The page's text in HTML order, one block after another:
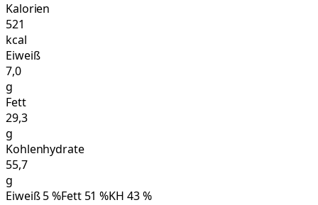
Kalorien
521
kcal
Eiweiß
7,0
g
Fett
29,3
g
Kohlenhydrate
55,7
g
Eiweiß5%Fett 51 %KH 43%